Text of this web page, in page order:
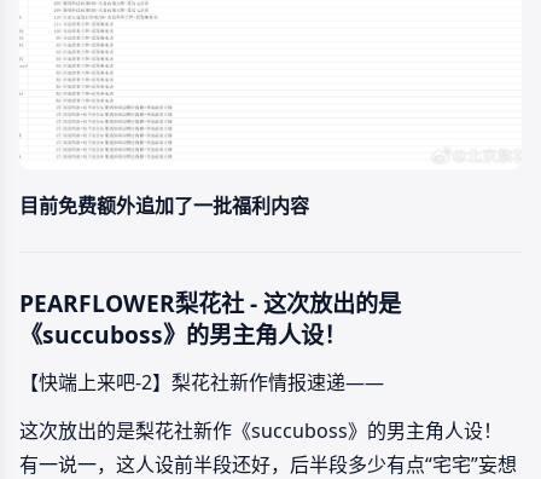
目前免费额外追加了一批福利内容
PEARFLOWER梨花社 - 这次放出的是
《succuboss》的男主角人设！
【快端上来吧-2】梨花社新作情报速递——
这次放出的是梨花社新作《succuboss》的男主角人设！
有一说一，这人设前半段还好，后半段多少有点“宅宅”妄想